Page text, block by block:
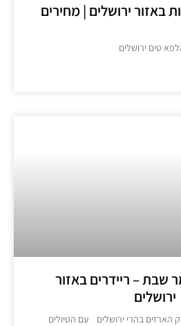
ירושלים | מחירים
ריידרים באזור
ירושלים עם הטיולים